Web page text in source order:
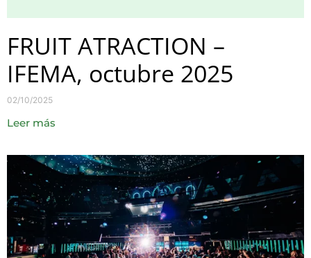
FRUIT ATRACTION –
IFEMA, octubre 2025
02/10/2025
Leer más